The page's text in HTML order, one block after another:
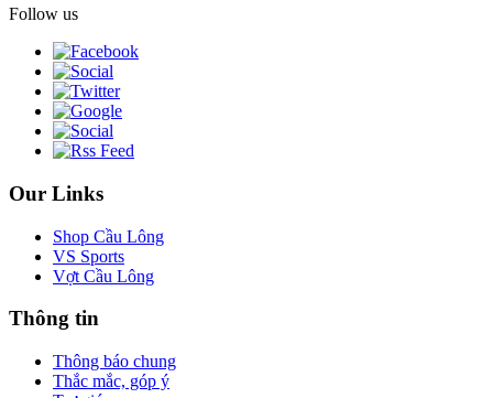
Follow us
Our Links
Shop Cầu Lông
VS Sports
Vợt Cầu Lông
Thông tin
Thông báo chung
Thắc mắc, góp ý